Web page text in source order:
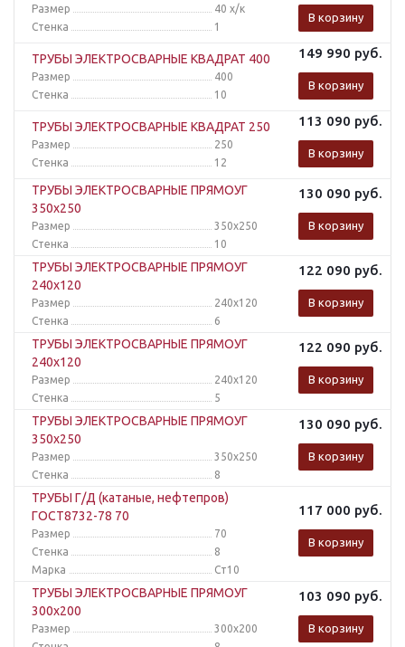
Размер
40 х/к
Стенка
1
В корзину
ТРУБЫ ЭЛЕКТРОСВАРНЫЕ КВАДРАТ 400
Размер
400
Стенка
10
149 990 руб.
В корзину
ТРУБЫ ЭЛЕКТРОСВАРНЫЕ КВАДРАТ 250
Размер
250
Стенка
12
113 090 руб.
В корзину
ТРУБЫ ЭЛЕКТРОСВАРНЫЕ ПРЯМОУГ
350x250
Размер
350x250
Стенка
10
130 090 руб.
В корзину
ТРУБЫ ЭЛЕКТРОСВАРНЫЕ ПРЯМОУГ
240x120
Размер
240x120
Стенка
6
122 090 руб.
В корзину
ТРУБЫ ЭЛЕКТРОСВАРНЫЕ ПРЯМОУГ
240x120
Размер
240x120
Стенка
5
122 090 руб.
В корзину
ТРУБЫ ЭЛЕКТРОСВАРНЫЕ ПРЯМОУГ
350x250
Размер
350x250
Стенка
8
130 090 руб.
В корзину
ТРУБЫ Г/Д (катаные, нефтепров)
ГОСТ8732-78 70
Размер
70
Стенка
8
Марка
Ст10
117 000 руб.
В корзину
ТРУБЫ ЭЛЕКТРОСВАРНЫЕ ПРЯМОУГ
300x200
Размер
300x200
103 090 руб.
В корзину